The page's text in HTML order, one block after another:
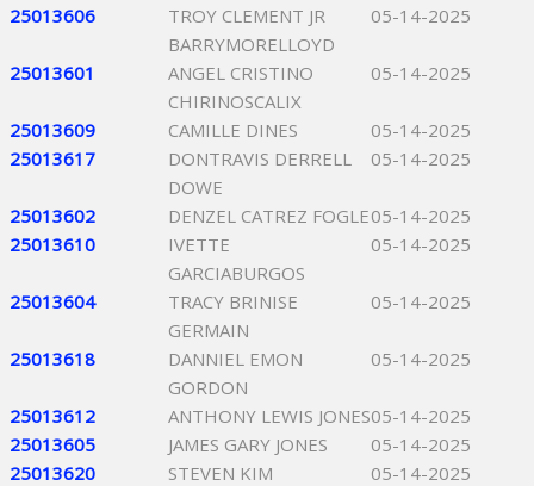
25013606
TROY CLEMENT JR
BARRYMORELLOYD
05-14-2025
25013601
ANGEL CRISTINO
CHIRINOSCALIX
05-14-2025
25013609 CAMILLE DINES
05-14-2025
25013617
DONTRAVIS DERRELL
DOWE
05-14-2025
25013602 DENZEL CATREZ FOGLE05-14-2025
25013610
IVETTE
GARCIABURGOS
05-14-2025
25013604
TRACY BRINISE
GERMAIN
05-14-2025
25013618
DANNIEL EMON
GORDON
05-14-2025
25013612 ANTHONY LEWIS JONES05-14-2025
25013605
JAMES GARY JONES
05-14-2025
25013620
STEVEN KIM
05-14-2025